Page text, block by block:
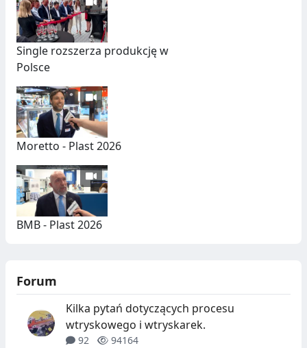
Single rozszerza produkcję w
Polsce
Moretto - Plast 2026
BMB - Plast 2026
Forum
Kilka pytań dotyczących procesu
wtryskowego i wtryskarek.
92 94164